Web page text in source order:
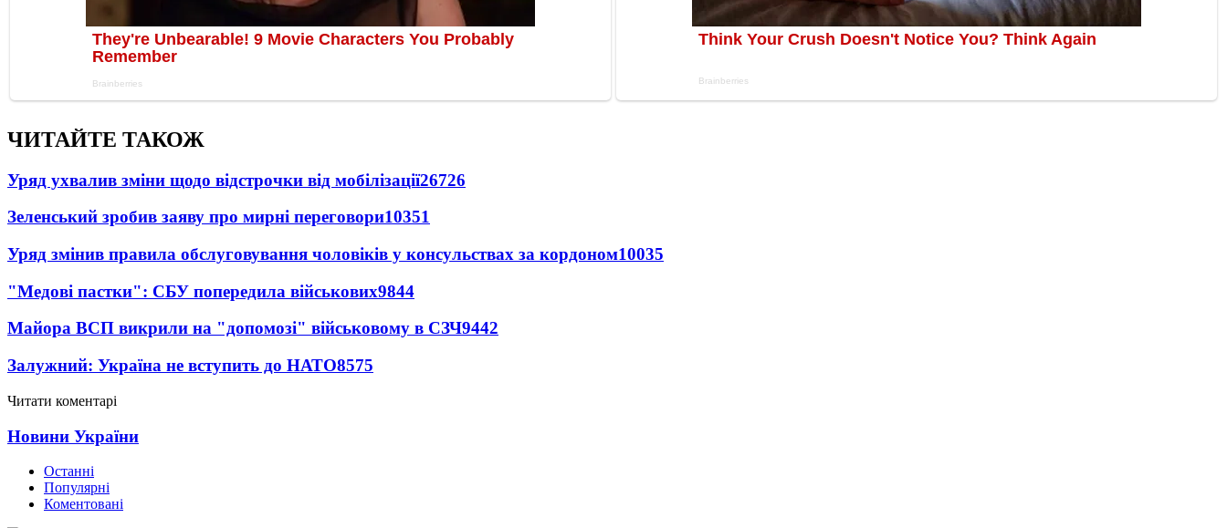
ЧИТАЙТЕ ТАКОЖ
Уряд ухвалив зміни щодо відстрочки від мобілізації26726
Зеленський зробив заяву про мирні переговори10351
Уряд змінив правила обслуговування чоловіків у консульствах за кордоном10035
"Медові пастки": СБУ попередила військових9844
Майора ВСП викрили на "допомозі" військовому в СЗЧ9442
Залужний: Україна не вступить до НАТО8575
Читати коментарі
Новини України
Останні
Популярні
Коментовані